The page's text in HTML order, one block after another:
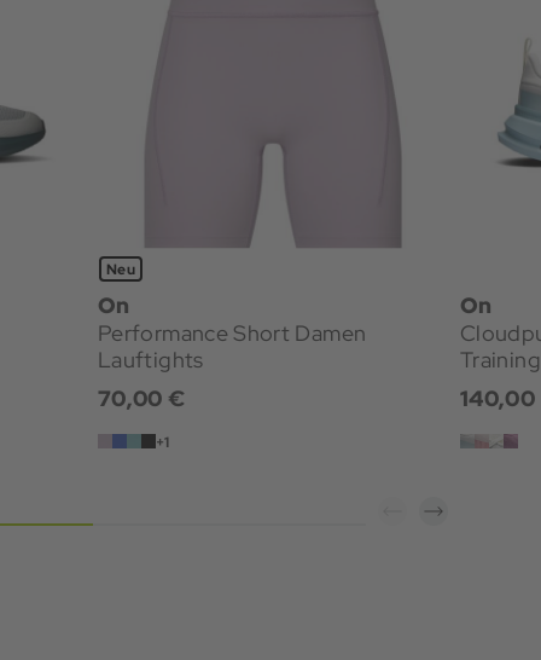
Neu
On
Performance Short Damen
Lauftights
70,00 €
+1
On